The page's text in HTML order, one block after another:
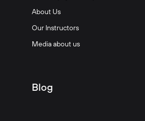
About Us
Our Instructors
Media about us
Blog